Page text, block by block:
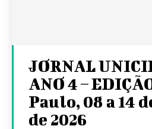
JORNAL
ANO 4 –
Paulo, 08 a 14
de 2026